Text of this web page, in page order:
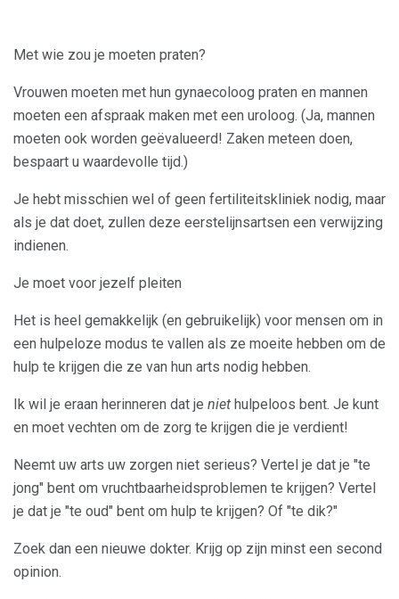
Met wie zou je moeten praten?
Vrouwen moeten met hun gynaecoloog praten en mannen
moeten een afspraak maken met een uroloog. (Ja, mannen
moeten ook worden geëvalueerd! Zaken meteen doen,
bespaart u waardevolle tijd.)
Je hebt misschien wel of geen fertiliteitskliniek nodig, maar
als je dat doet, zullen deze eerstelijnsartsen een verwijzing
indienen.
Je moet voor jezelf pleiten
Het is heel gemakkelijk (en gebruikelijk) voor mensen om in
een hulpeloze modus te vallen als ze moeite hebben om de
hulp te krijgen die ze van hun arts nodig hebben.
Ik wil je eraan herinneren dat je niet hulpeloos bent. Je kunt
en moet vechten om de zorg te krijgen die je verdient!
Neemt uw arts uw zorgen niet serieus? Vertel je dat je "te
jong" bent om vruchtbaarheidsproblemen te krijgen? Vertel
je dat je "te oud" bent om hulp te krijgen? Of "te dik?"
Zoek dan een nieuwe dokter. Krijg op zijn minst een second
opinion.